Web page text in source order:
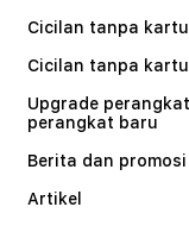
Cicilan tanpa
Cicilan tanpa
Upgrade
perangkat baru
Berita dan promosi
Artikel